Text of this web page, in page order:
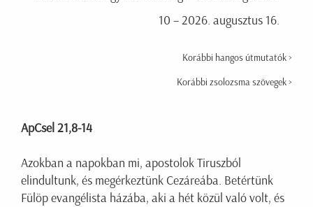
10 – 2026. augusztus 16.
Korábbi hangos útmutatók >
Korábbi zsolozsma szövegek >
ApCsel 21,8-14
Azokban a napokban mi, apostolok Tiruszból
elindultunk, és megérkeztünk Cezáreába. Betértünk
Fülöp evangélista házába, aki a hét közül való volt, és